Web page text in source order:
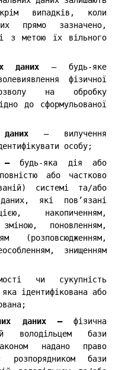
випадків, коли
прямо зазначено,
з метою їх вільного
даних — будь-яке
фізичної
на обробку
до сформульованої
— вилучення
особу;
—будь-яка дія або
або частково
системі та/або
які пов’язані
накопиченням,
поновленням,
(розповсюдженням,
знищенням
чи сукупність
ідентифікована або
даних —фізична
бази
надано право
бази